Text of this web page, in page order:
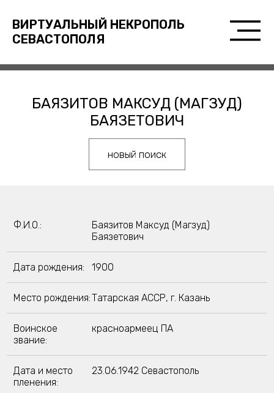
ВИРТУАЛЬНЫЙ НЕКРОПОЛЬ
СЕВАСТОПОЛЯ
БАЯЗИТОВ МАКСУД (МАГЗУД)
БАЯЗЕТОВИЧ
новый поиск
Ф.И.О.:
Баязитов Максуд (Магзуд)
Баязетович
Дата рождения: 1900
Место рождения:Татарская АССР, г. Казань
Воинское
звание:
красноармеец ПА
Дата и место
пленения:
23.06.1942 Севастополь